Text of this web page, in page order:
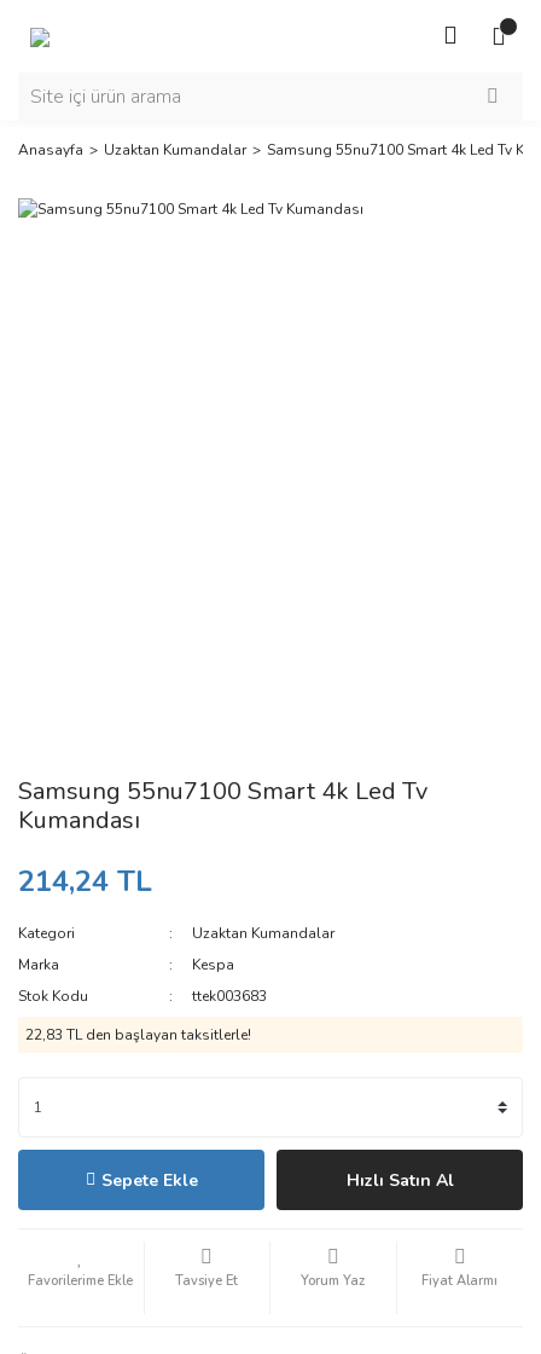
Anasayfa Uzaktan Kumandalar Samsung 55nu7100 Smart 4k Led Tv
Samsung 55nu7100 Smart 4k Led Tv
Kumandası
214,24 TL
Kategori
Uzaktan Kumandalar
Marka
Kespa
Stok Kodu
ttek003683
22,83 TL den başlayan taksitlerle!
Sepete Ekle Hızlı Satın Al
Tavsiye Et Yorum Yaz Fiyat Alarmı